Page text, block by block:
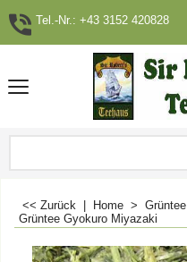
Tel.-Nr.: +43 3152 420828
<< Zurück Home > Grüntee
Grüntee Gyokuro Miyazaki